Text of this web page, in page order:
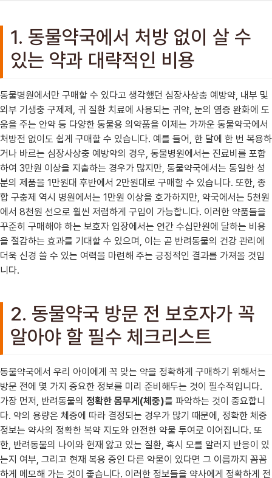
1. 동물약국에서 처방 없이 살 수
있는 약과 대략적인 비용
동물병원에서만 구매할 수 있다고 생각했던 심장사상충 예방약, 내부 및
외부 기생충 구제제, 귀 질환 치료에 사용되는 귀약, 눈의 염증 완화에 도
움을 주는 안약 등 다양한 동물용 의약품을 이제는 가까운 동물약국에서
처방전 없이도 쉽게 구매할 수 있습니다. 예를 들어, 한 달에 한 번 복용하
거나 바르는 심장사상충 예방약의 경우, 동물병원에서는 진료비를 포함
하여 3만원 이상을 지출하는 경우가 많지만, 동물약국에서는 동일한 성
분의 제품을 1만원대 후반에서 2만원대로 구매할 수 있습니다. 또한, 종
합 구충제 역시 병원에서는 1만원 이상을 호가하지만, 약국에서는 5천원
에서 8천원 선으로 훨씬 저렴하게 구입이 가능합니다. 이러한 약품들을
꾸준히 구매해야 하는 보호자 입장에서는 연간 수십만원에 달하는 비용
을 절감하는 효과를 기대할 수 있으며, 이는 곧 반려동물의 건강 관리에
더욱 신경 쓸 수 있는 여력을 마련해 주는 긍정적인 결과를 가져올 것입
니다.
2. 동물약국 방문 전 보호자가 꼭
알아야 할 필수 체크리스트
동물약국에서 우리 아이에게 꼭 맞는 약을 정확하게 구매하기 위해서는
방문 전에 몇 가지 중요한 정보를 미리 준비해두는 것이 필수적입니다.
가장 먼저, 반려동물의 정확한 몸무게(체중)를 파악하는 것이 중요합니
다. 약의 용량은 체중에 따라 결정되는 경우가 많기 때문에, 정확한 체중
정보는 약사의 정확한 복약 지도와 안전한 약물 투여로 이어집니다. 또
한, 반려동물의 나이와 현재 앓고 있는 질환, 혹시 모를 알러지 반응이 있
는지 여부, 그리고 현재 복용 중인 다른 약물이 있다면 그 이름까지 꼼꼼
하게 메모해 가는 것이 좋습니다. 이러한 정보들을 약사에게 정확하게 전